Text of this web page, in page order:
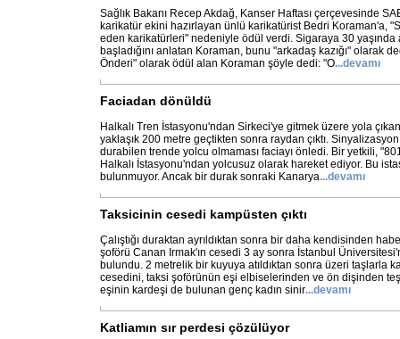
Sağlık Bakanı Recep Akdağ, Kanser Haftası çerçevesinde
karikatür ekini hazırlayan ünlü karikatürist Bedri Koraman'a,
eden karikatürleri" nedeniyle ödül verdi. Sigaraya 30 yaşında
başladığını anlatan Koraman, bunu "arkadaş kazığı" olarak
Önderi" olarak ödül alan Koraman şöyle dedi: "O...devamı
Faciadan dönüldü
Halkalı Tren İstasyonu'ndan Sirkeci'ye gitmek üzere yola
yaklaşık 200 metre geçtikten sonra raydan çıktı.
durabilen trende yolcu olmaması faciayı önledi. Bir yetkili,
Halkalı İstasyonu'ndan yolcusuz olarak hareket ediyor. Bu
bulunmuyor. Ancak bir durak sonraki Kanarya...devamı
Taksicinin cesedi kampüsten çıktı
Çalıştığı duraktan ayrıldıktan sonra bir daha kendisinden
şoförü Canan Irmak'ın cesedi 3 ay sonra İstanbul
bulundu. 2 metrelik bir kuyuya atıldıktan sonra üzeri taşlarla
cesedini, taksi şoförünün eşi elbiselerinden ve ön dişinden
eşinin kardeşi de bulunan genç kadın sinir...devamı
Katliamın sır perdesi çözülüyor